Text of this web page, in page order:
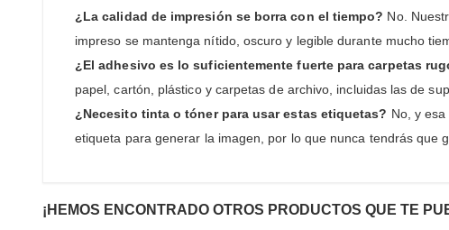
¿La calidad de impresión se borra con el tiempo? No.
impreso se mantenga nítido, oscuro y legible durante mucho
¿El adhesivo es lo suficientemente fuerte para carpetas
papel, cartón, plástico y carpetas de archivo, incluidas las de
¿Necesito tinta o tóner para usar estas etiquetas? No, y
etiqueta para generar la imagen, por lo que nunca tendrás que
¡HEMOS ENCONTRADO OTROS PRODUCTOS QUE TE